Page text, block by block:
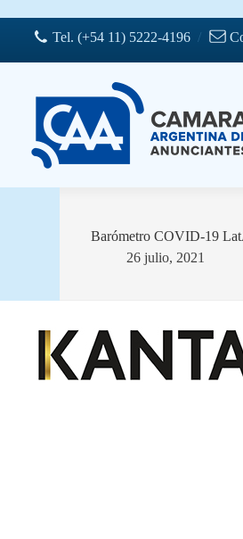
al
contenidoTel. (+54 11) 5222-4196/
Barómetro COVID-19
26 julio, 2021